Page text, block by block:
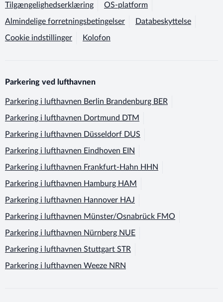
Tilgængelighedserklæring OS-platform
Almindelige forretningsbetingelser Databeskyttelse
Cookie indstillinger Kolofon
Parkering ved lufthavnen
Parkering i lufthavnen Berlin Brandenburg BER
Parkering i lufthavnen Dortmund DTM
Parkering i lufthavnen Düsseldorf DUS
Parkering i lufthavnen Eindhoven EIN
Parkering i lufthavnen Frankfurt-Hahn HHN
Parkering i lufthavnen Hamburg HAM
Parkering i lufthavnen Hannover HAJ
Parkering i lufthavnen Münster/Osnabrück FMO
Parkering i lufthavnen Nürnberg NUE
Parkering i lufthavnen Stuttgart STR
Parkering i lufthavnen Weeze NRN